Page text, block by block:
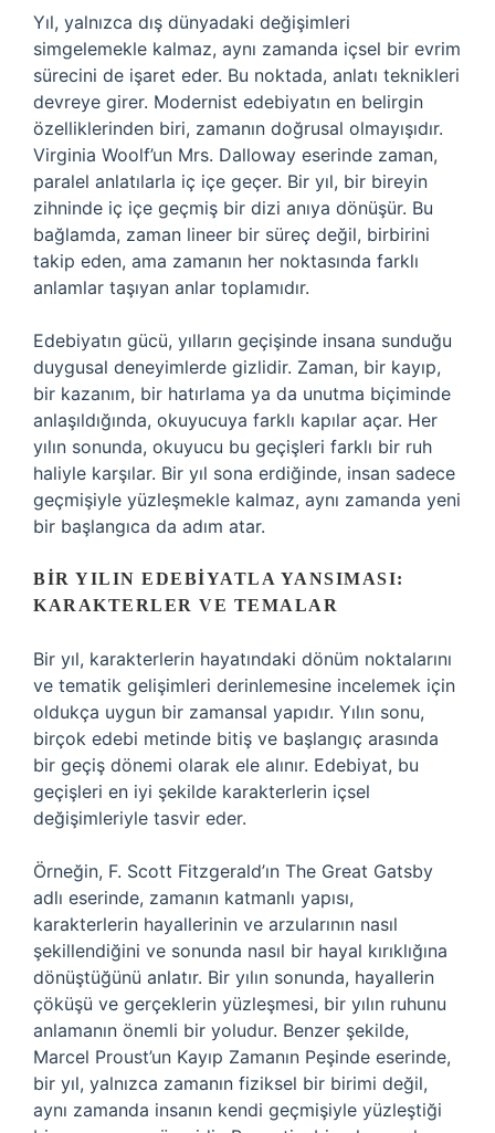
Yıl, yalnızca dış dünyadaki değişimleri
simgelemekle kalmaz, aynı zamanda içsel bir evrim
sürecini de işaret eder. Bu noktada, anlatı teknikleri
devreye girer. Modernist edebiyatın en belirgin
özelliklerinden biri, zamanın doğrusal olmayışıdır.
Virginia Woolf’un Mrs. Dalloway eserinde zaman,
paralel anlatılarla iç içe geçer. Bir yıl, bir bireyin
zihninde iç içe geçmiş bir dizi anıya dönüşür. Bu
bağlamda, zaman lineer bir süreç değil, birbirini
takip eden, ama zamanın her noktasında farklı
anlamlar taşıyan anlar toplamıdır.
Edebiyatın gücü, yılların geçişinde insana sunduğu
duygusal deneyimlerde gizlidir. Zaman, bir kayıp,
bir kazanım, bir hatırlama ya da unutma biçiminde
anlaşıldığında, okuyucuya farklı kapılar açar. Her
yılın sonunda, okuyucu bu geçişleri farklı bir ruh
haliyle karşılar. Bir yıl sona erdiğinde, insan sadece
geçmişiyle yüzleşmekle kalmaz, aynı zamanda yeni
bir başlangıca da adım atar.
BIR YILIN EDEBIYATLA YANSIMASI:
KARAKTERLER VE TEMALAR
Bir yıl, karakterlerin hayatındaki dönüm noktalarını
ve tematik gelişimleri derinlemesine incelemek için
oldukça uygun bir zamansal yapıdır. Yılın sonu,
birçok edebi metinde bitiş ve başlangıç arasında
bir geçiş dönemi olarak ele alınır. Edebiyat, bu
geçişleri en iyi şekilde karakterlerin içsel
değişimleriyle tasvir eder.
Örneğin, F. Scott Fitzgerald’ın The Great Gatsby
adlı eserinde, zamanın katmanlı yapısı,
karakterlerin hayallerinin ve arzularının nasıl
şekillendiğini ve sonunda nasıl bir hayal kırıklığına
dönüştüğünü anlatır. Bir yılın sonunda, hayallerin
çöküşü ve gerçeklerin yüzleşmesi, bir yılın ruhunu
anlamanın önemli bir yoludur. Benzer şekilde,
Marcel Proust’un Kayıp Zamanın Peşinde eserinde,
bir yıl, yalnızca zamanın fiziksel bir birimi değil,
aynı zamanda insanın kendi geçmişiyle yüzleştiği